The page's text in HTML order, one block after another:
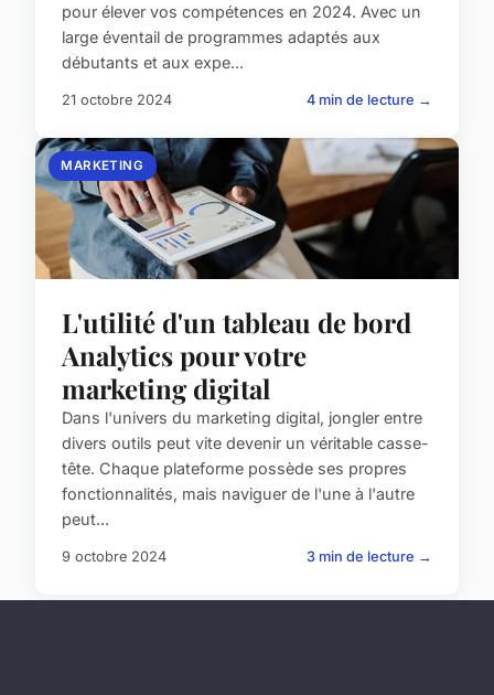
pour élever vos compétences en 2024. Avec un
large éventail de programmes adaptés aux
débutants et aux expe...
21 octobre 2024 4 min de lecture →
MARKETING
L'utilité d'un tableau de bord
Analytics pour votre
marketing digital
Dans l'univers du marketing digital, jongler entre
divers outils peut vite devenir un véritable casse-
tête. Chaque plateforme possède ses propres
fonctionnalités, mais naviguer de l'une à l'autre
peut...
9 octobre 2024 3 min de lecture →